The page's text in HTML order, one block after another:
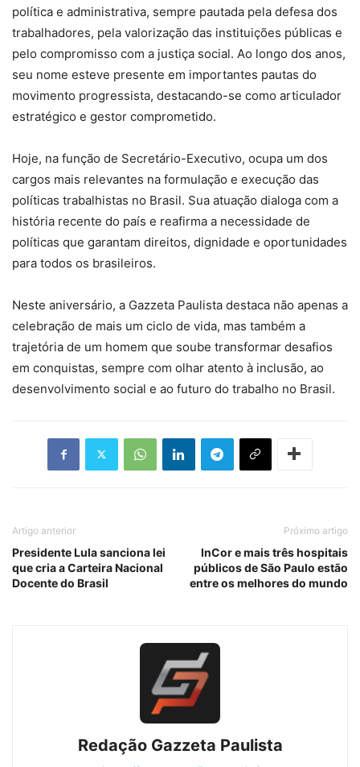
política e administrativa, sempre pautada pela defesa dos
trabalhadores, pela valorização das instituições públicas e
pelo compromisso com a justiça social. Ao longo dos anos,
seu nome esteve presente em importantes pautas do
movimento progressista, destacando-se como articulador
estratégico e gestor comprometido.
Hoje, na função de Secretário-Executivo, ocupa um dos
cargos mais relevantes na formulação e execução das
políticas trabalhistas no Brasil. Sua atuação dialoga com a
história recente do país e reafirma a necessidade de
políticas que garantam direitos, dignidade e oportunidades
para todos os brasileiros.
Neste aniversário, a Gazzeta Paulista destaca não apenas a
celebração de mais um ciclo de vida, mas também a
trajetória de um homem que soube transformar desafios
em conquistas, sempre com olhar atento à inclusão, ao
desenvolvimento social e ao futuro do trabalho no Brasil.
Artigo anterior
Presidente Lula sanciona lei
que cria a Carteira Nacional
Docente do Brasil
Próximo artigo
InCor e mais três hospitais
públicos de São Paulo estão
entre os melhores do mundo
Redação Gazzeta Paulista